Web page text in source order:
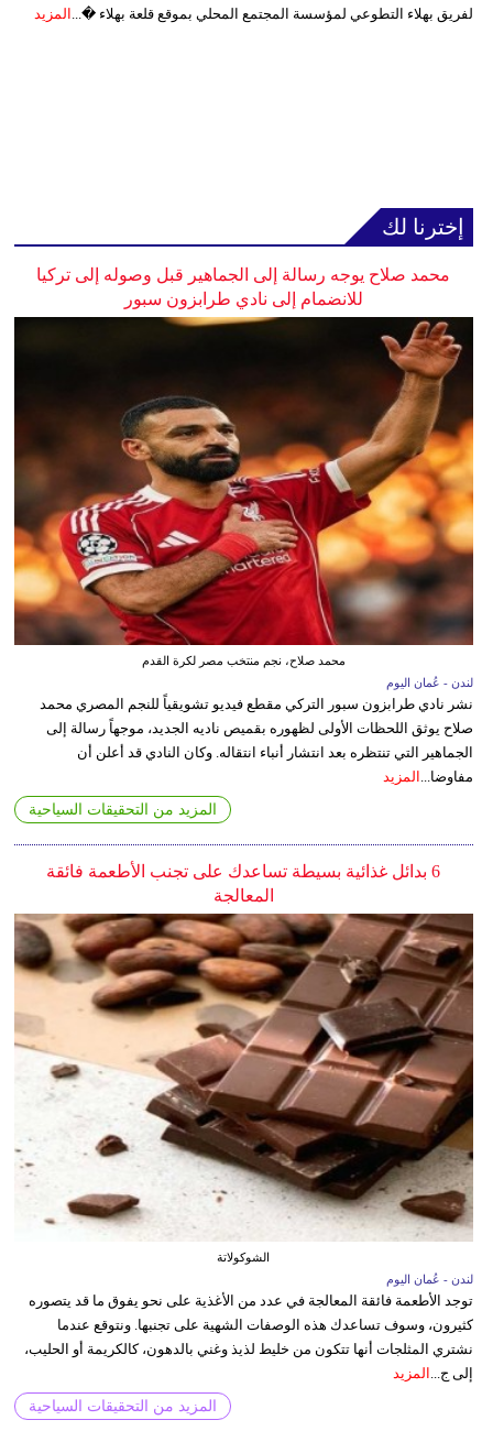
لفريق بهلاء التطوعي لمؤسسة المجتمع المحلي بموقع قلعة بهلاء �... المزيد
إخترنا لك
محمد صلاح يوجه رسالة إلى الجماهير قبل وصوله إلى تركيا
للانضمام إلى نادي طرابزون سبور
محمد صلاح، نجم منتخب مصر لكرة القدم
لندن - عُمان اليوم
نشر نادي طرابزون سبور التركي مقطع فيديو تشويقياً للنجم المصري محمد
صلاح يوثق اللحظات الأولى لظهوره بقميص ناديه الجديد، موجهاً رسالة إلى
الجماهير التي تنتظره بعد انتشار أنباء انتقاله. وكان النادي قد أعلن أن
مفاوضا... المزيد
المزيد من التحقيقات السياحية
6 بدائل غذائية بسيطة تساعدك على تجنب الأطعمة فائقة
المعالجة
الشوكولاتة
لندن - عُمان اليوم
توجد الأطعمة فائقة المعالجة في عدد من الأغذية على نحو يفوق ما قد يتصوره
كثيرون، وسوف تساعدك هذه الوصفات الشهية على تجنبها. ونتوقع عندما
نشتري المثلجات أنها تتكون من خليط لذيذ وغني بالدهون، كالكريمة أو الحليب،
إلى ج...
المزيد
المزيد من التحقيقات السياحية